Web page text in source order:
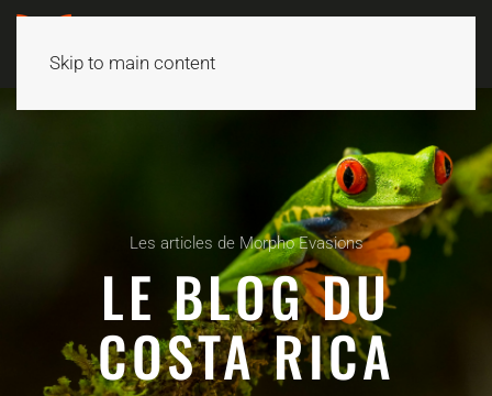
Skip to main content
Les articles de Morpho Evasions
LE BLOG DU
COSTA RICA